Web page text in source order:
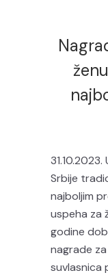
Srbije
najboljim
uspeha za
godine
nagrade
suvlasnica